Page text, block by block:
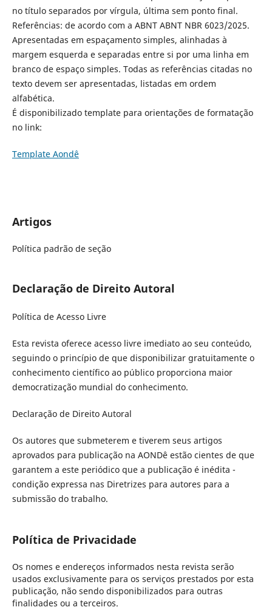
no título separados por vírgula, última sem ponto final.
Referências: de acordo com a ABNT ABNT NBR 6023/2025.
Apresentadas em espaçamento simples, alinhadas à
margem esquerda e separadas entre si por uma linha em
branco de espaço simples. Todas as referências citadas no
texto devem ser apresentadas, listadas em ordem
alfabética.
É disponibilizado template para orientações de formatação
no link:
Template Aondê
Artigos
Política padrão de seção
Declaração de Direito Autoral
Política de Acesso Livre
Esta revista oferece acesso livre imediato ao seu conteúdo,
seguindo o princípio de que disponibilizar gratuitamente o
conhecimento científico ao público proporciona maior
democratização mundial do conhecimento.
Declaração de Direito Autoral
Os autores que submeterem e tiverem seus artigos
aprovados para publicação na AONDê estão cientes de que
garantem a este periódico que a publicação é inédita -
condição expressa nas Diretrizes para autores para a
submissão do trabalho.
Política de Privacidade
Os nomes e endereços informados nesta revista serão
usados exclusivamente para os serviços prestados por esta
publicação, não sendo disponibilizados para outras
finalidades ou a terceiros.